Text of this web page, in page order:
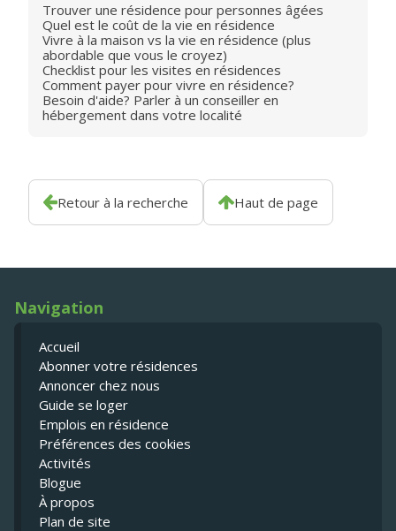
Trouver une résidence pour personnes âgées
Quel est le coût de la vie en résidence
Vivre à la maison vs la vie en résidence (plus
abordable que vous le croyez)
Checklist pour les visites en résidences
Comment payer pour vivre en résidence?
Besoin d'aide? Parler à un conseiller en
hébergement dans votre localité
Retour à la recherche Haut de page
Navigation
Accueil
Abonner votre résidences
Annoncer chez nous
Guide se loger
Emplois en résidence
Préférences des cookies
Activités
Blogue
À propos
Plan de site